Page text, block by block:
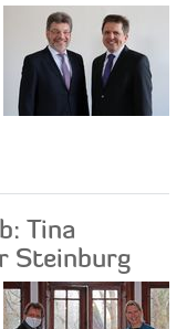
Tina
Steinburg